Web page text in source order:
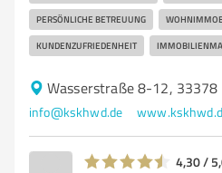
PERSÖNLICHE BETREUUNG
KUNDENZUFRIEDENHEIT
Wasserstraße 8-12, 33378
info@kskhwd.de
4,30 /